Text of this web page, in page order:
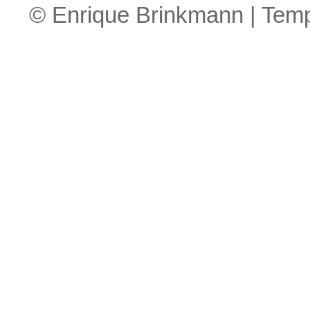
© Enrique Brinkmann |